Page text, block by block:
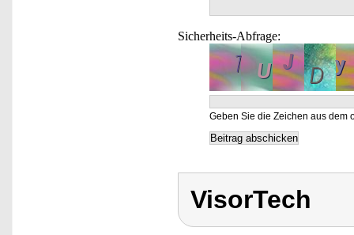
Sicherheits-Abfrage:
Geben Sie die Zeichen aus dem
VisorTech